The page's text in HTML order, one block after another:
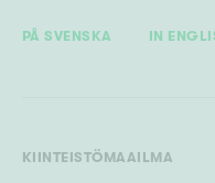
PÅ SVENSKA IN
KIINTEISTÖMAAILMA